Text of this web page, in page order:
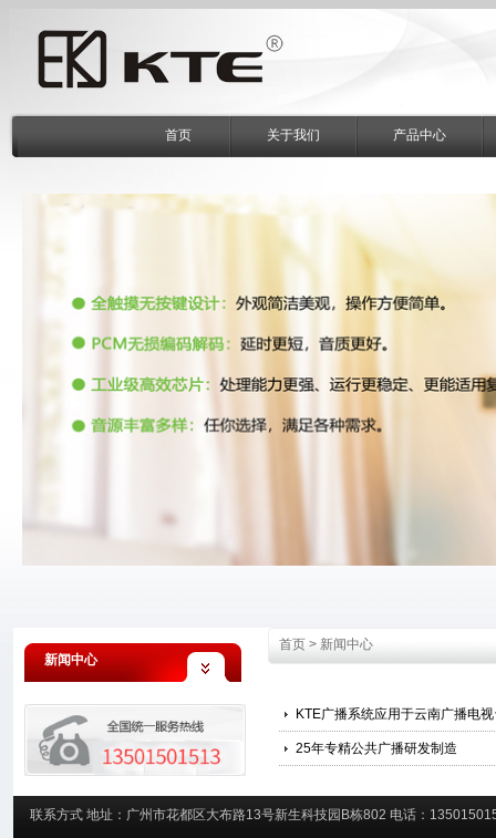
首页 关于我们 产品中心
新闻中心
首页 > 新闻中心
KTE广播系统应用于云南广播电
25年专精公共广播研发制造
联系方式 地址：广州市花都区大布路13号新生科技园B栋802 电话：